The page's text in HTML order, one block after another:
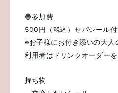
🔵参加費
500円（税込）セパシール付
※お子様にお付き添いの大人
利用者はドリンクオーダーを
持ち物